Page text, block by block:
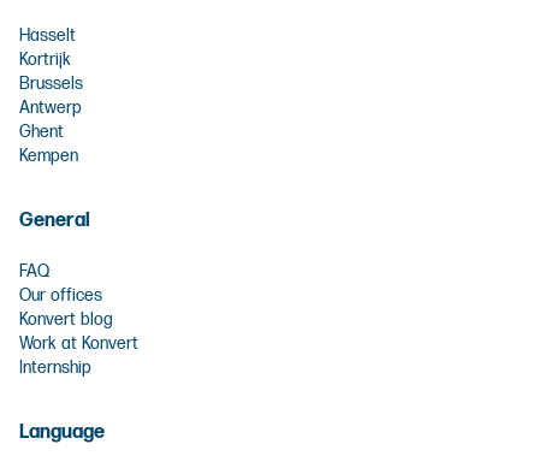
Hasselt
Kortrijk
Brussels
Antwerp
Ghent
Kempen
General
FAQ
Our offices
Konvert blog
Work at Konvert
Internship
Language